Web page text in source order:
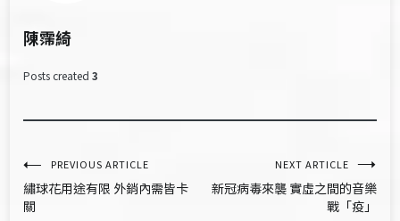
陳霈綺
Posts created 3
文
章
PREVIOUS ARTICLE
繡球花用途有限 外銷內需皆卡
關
NEXT ARTICLE
新冠病毒來襲 實虛之間的音樂
戰「疫」